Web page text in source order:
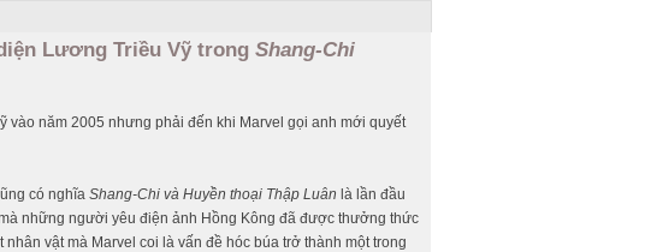
Lương Triều Vỹ trong Shang-Chi
năm 2005 nhưng phải đến khi Marvel gọi anh mới quyết
có nghĩa Shang-Chi và Huyền thoại Thập Luân là lần đầu
những người yêu điện ảnh Hồng Kông đã được thưởng thức
vật mà Marvel coi là vấn đề hóc búa trở thành một trong